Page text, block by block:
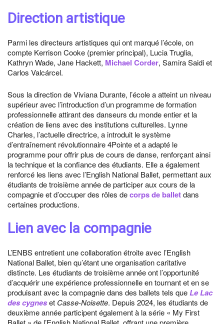
Direction artistique
Parmi les directeurs artistiques qui ont marqué l’école, on
compte Kerrison Cooke (premier principal), Lucia Truglia,
Kathryn Wade, Jane Hackett, Michael Corder, Samira Saidi et
Carlos Valcárcel.
Sous la direction de Viviana Durante, l’école a atteint un niveau
supérieur avec l’introduction d’un programme de formation
professionnelle attirant des danseurs du monde entier et la
création de liens avec des institutions culturelles. Lynne
Charles, l’actuelle directrice, a introduit le système
d’entraînement révolutionnaire 4Pointe et a adapté le
programme pour offrir plus de cours de danse, renforçant ainsi
la technique et la confiance des étudiants. Elle a également
renforcé les liens avec l’English National Ballet, permettant aux
étudiants de troisième année de participer aux cours de la
compagnie et d’occuper des rôles decorps de balletdans
certaines productions.
Lien avec la compagnie
L’ENBS entretient une collaboration étroite avec l’English
National Ballet, bien qu’étant une organisation caritative
distincte. Les étudiants de troisième année ont l’opportunité
d’acquérir une expérience professionnelle en tournant et en se
produisant avec la compagnie dans des ballets tels queLe Lac
des cygneset Casse-Noisette. Depuis 2024, les étudiants de
deuxième année participent également à la série « My First